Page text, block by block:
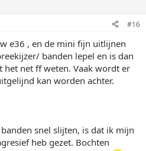
#16
e36 , en de mini fijn uitlijnen
banden lepel en is dan
het net ff weten. Vaak wordt er
kan worden achter.
snel slijten, is dat ik mijn
heb gezet. Bochten